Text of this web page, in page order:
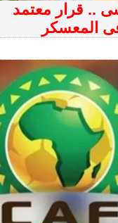
.. قرار معتمد
المعسكر